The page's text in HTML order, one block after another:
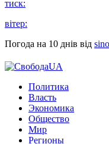
тиск:
вітер:
Погода на 10 днів від
Политика
Власть
Экономика
Общество
Мир
Регионы